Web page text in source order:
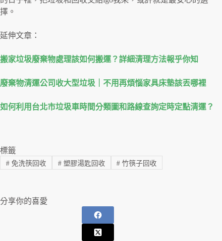
擇。
延伸文章：
搬家垃圾廢棄物處理該如何搬運？詳細清理方法報乎你知
廢棄物清運公司收大型垃圾｜不用再煩惱家具床墊該丟哪裡
如何利用台北市垃圾車時間分類圖和路線查詢定時定點清運？
標籤
#免洗筷回收 #塑膠湯匙回收 # 竹筷子回收
分享你的喜愛